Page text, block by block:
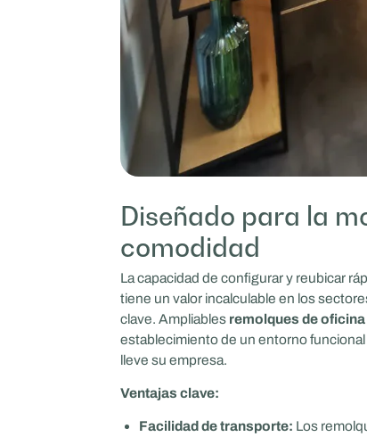
Diseñado para la
comodidad
La capacidad de configurar y reubicar
tiene un valor incalculable en los
clave. Ampliables remolques de
establecimiento de un entorno
lleve su empresa.
Ventajas clave:
Facilidad de transporte: Los